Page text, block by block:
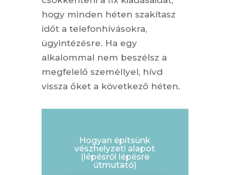
hogy minden héten szakítasz
időt a telefonhívásokra,
ügyintézésre. Ha egy
alkalommal nem beszélsz a
megfelelő személlyel, hívd
vissza őket a következő héten.
Hogyan építsünk
vészhelyzeti alapot
(lépésről lépésre
útmutató)